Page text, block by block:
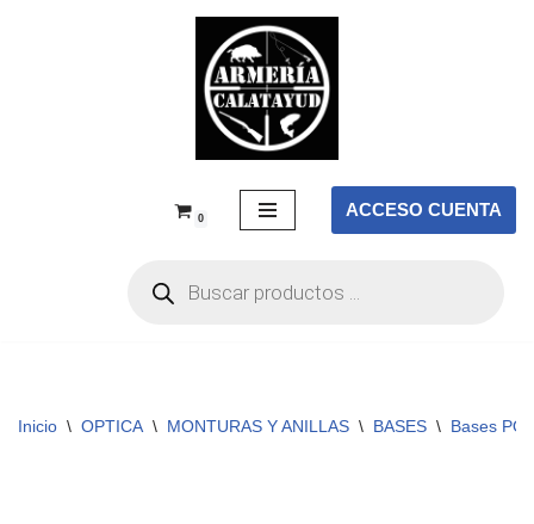
0 ACCESO CUENTA
Inicio \ OPTICA \ MONTURAS Y ANILLAS \ BASES \ Bases